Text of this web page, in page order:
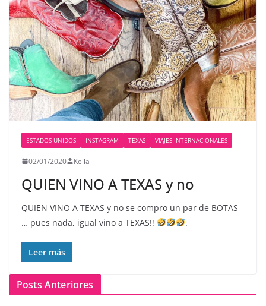
ESTADOS UNIDOS INSTAGRAM TEXAS VIAJES INTERNACIONALES
02/01/2020 Keila
QUIEN VINO A TEXAS y no
QUIEN VINO A TEXAS y no se compro un par de BOTAS
… pues nada, igual vino a TEXAS!!
.
Leer más
Posts Anteriores